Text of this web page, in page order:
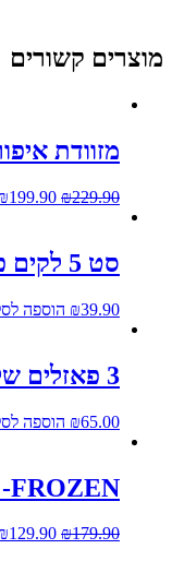
קשורים
מזוודת
₪229.90
₪199.90
סט 5 לקים פרוזן
₪39.90 הוספה לסל
3 פאזלים של 48 חלקים פרוזן אנה ואלזה
₪65.00 הוספה לסל
FROZEN- אלזה – פרוזן 2
₪179.90
₪129.90